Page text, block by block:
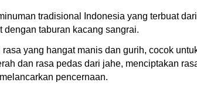
tradisional Indonesia yang terbuat
dengan taburan kacang sangrai.
yang hangat manis dan gurih, cocok
dan rasa pedas dari jahe, menciptakan
pencernaan.